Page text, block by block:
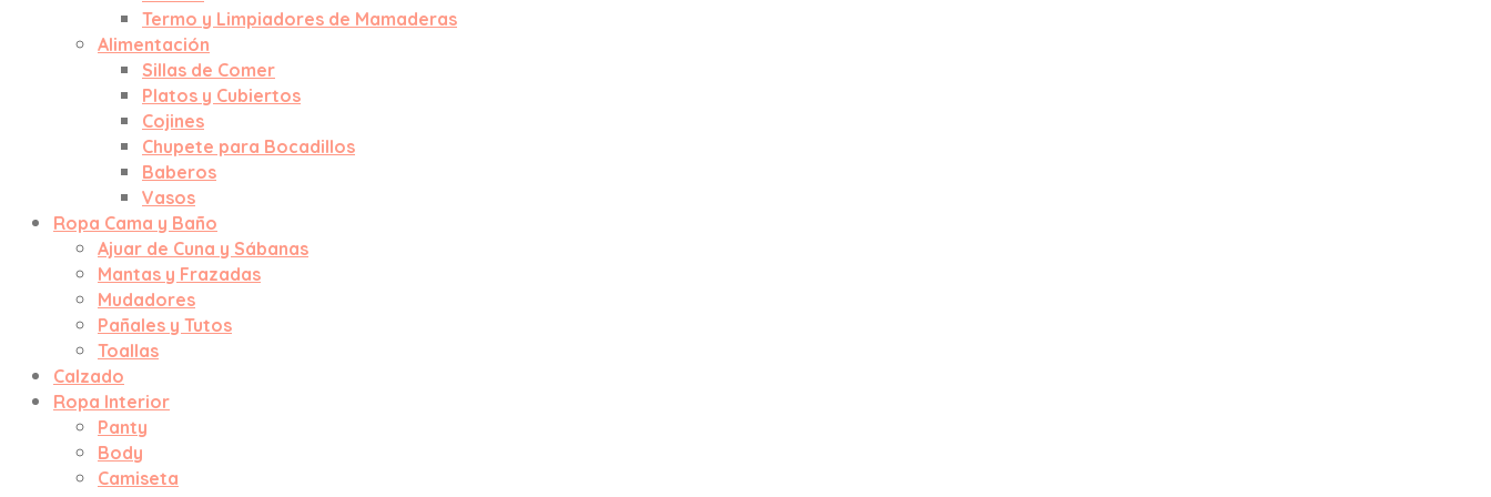
Termo y Limpiadores de Mamaderas
Alimentación
Sillas de Comer
Platos y Cubiertos
Cojines
Chupete para Bocadillos
Baberos
Vasos
Ropa Cama y Baño
Ajuar de Cuna y Sábanas
Mantas y Frazadas
Mudadores
Pañales y Tutos
Toallas
Calzado
Ropa Interior
Panty
Body
Camiseta